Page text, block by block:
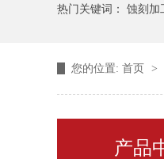
热门关键词： 蚀刻加
您的位置: 首页 >
产品